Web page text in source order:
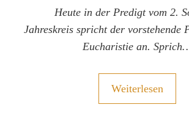
Heute in der Predigt vom 2.
Jahreskreis spricht der vorstehende
Eucharistie an.
Weiterlesen